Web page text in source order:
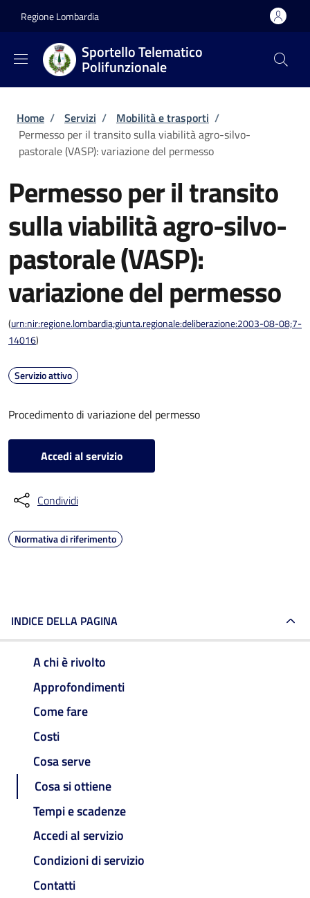
Regione Lombardia
Sportello Telematico
Polifunzionale
Briciole di pane
Home / Servizi / Mobilità e trasporti /
Permesso per il transito sulla viabilità agro-silvo-
pastorale (VASP): variazione del permesso
Permesso per il transito
sulla viabilità agro-silvo-
pastorale (VASP):
variazione del permesso
(urn:nir:regione.lombardia;giunta.regionale:deliberazione:2003-08-08;7-
14016)
Servizio attivo
Procedimento di variazione del permesso
Accedi al servizio
Condividi
Normativa di riferimento
INDICE DELLA PAGINA
A chi è rivolto
Approfondimenti
Come fare
Costi
Cosa serve
Cosa si ottiene
Tempi e scadenze
Accedi al servizio
Condizioni di servizio
Contatti